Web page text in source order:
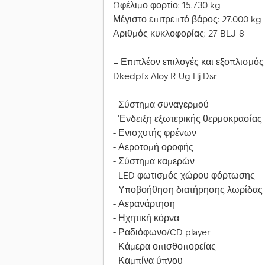
Ωφέλιμο φορτίο: 15.730 kg
Μέγιστο επιτρεπτό βάρος: 27.000 kg
Αριθμός κυκλοφορίας: 27-BLJ-8
= Επιπλέον επιλογές και
Dkedpfx Aloy R Ug Hj Dsr
- Σύστημα συναγερμού
- Ένδειξη εξωτερικής θερμοκρασίας
- Ενισχυτής φρένων
- Αεροτομή οροφής
- Σύστημα καμερών
- LED φωτισμός χώρου φόρτωσης
- Υποβοήθηση διατήρησης λωρίδας
- Αερανάρτηση
- Ηχητική κόρνα
- Ραδιόφωνο/CD player
- Κάμερα οπισθοπορείας
- Καμπίνα ύπνου